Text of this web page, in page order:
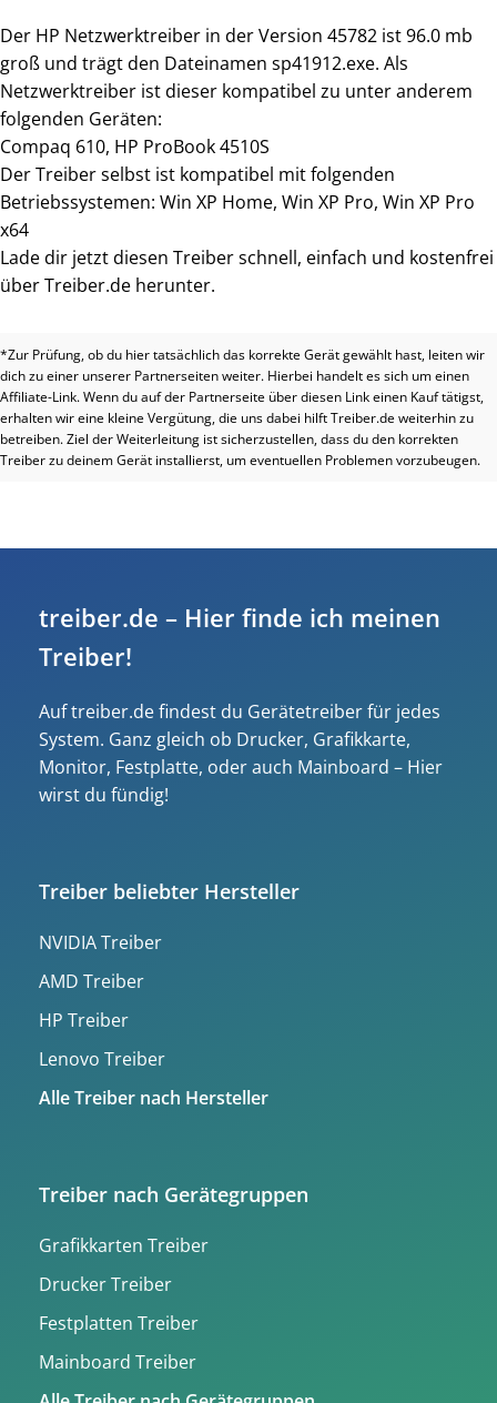
Der HP Netzwerktreiber in der Version 45782 ist 96.0 mb
groß und trägt den Dateinamen sp41912.exe. Als
Netzwerktreiber ist dieser kompatibel zu unter anderem
folgenden Geräten:
Compaq 610, HP ProBook 4510S
Der Treiber selbst ist kompatibel mit folgenden
Betriebssystemen: Win XP Home, Win XP Pro, Win XP Pro
x64
Lade dir jetzt diesen Treiber schnell, einfach und kostenfrei
über Treiber.de herunter.
*Zur Prüfung, ob du hier tatsächlich das korrekte Gerät gewählt hast, leiten wir
dich zu einer unserer Partnerseiten weiter. Hierbei handelt es sich um einen
Affiliate-Link. Wenn du auf der Partnerseite über diesen Link einen Kauf tätigst,
erhalten wir eine kleine Vergütung, die uns dabei hilft Treiber.de weiterhin zu
betreiben. Ziel der Weiterleitung ist sicherzustellen, dass du den korrekten
Treiber zu deinem Gerät installierst, um eventuellen Problemen vorzubeugen.
treiber.de – Hier finde ich meinen
Treiber!
Auf treiber.de findest du Gerätetreiber für jedes
System. Ganz gleich ob Drucker, Grafikkarte,
Monitor, Festplatte, oder auch Mainboard – Hier
wirst du fündig!
Treiber beliebter Hersteller
NVIDIA Treiber
AMD Treiber
HP Treiber
Lenovo Treiber
Alle Treiber nach Hersteller
Treiber nach Gerätegruppen
Grafikkarten Treiber
Drucker Treiber
Festplatten Treiber
Mainboard Treiber